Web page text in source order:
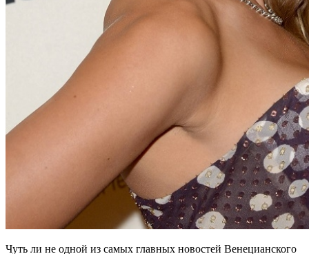
Чуть ли не одной из самых главных новостей Венецианского